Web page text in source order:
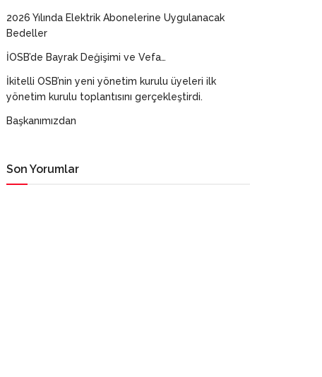
2026 Yılında Elektrik Abonelerine Uygulanacak
Bedeller
İOSB’de Bayrak Değişimi ve Vefa…
İkitelli OSB’nin yeni yönetim kurulu üyeleri ilk
yönetim kurulu toplantısını gerçekleştirdi.
Başkanımızdan
Son Yorumlar